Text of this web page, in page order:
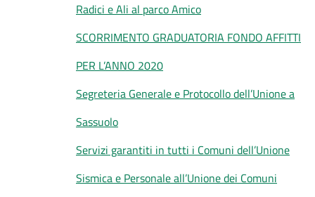
Radici e Ali al parco Amico
SCORRIMENTO GRADUATORIA FONDO AFFITTI
PER L’ANNO 2020
Segreteria Generale e Protocollo dell’Unione a
Sassuolo
Servizi garantiti in tutti i Comuni dell’Unione
Sismica e Personale all’Unione dei Comuni